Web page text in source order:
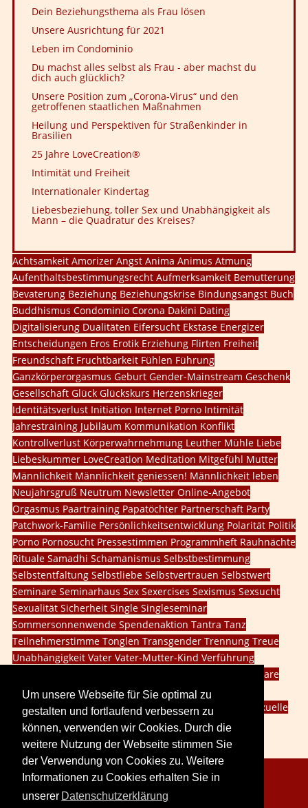
Um unsere Webseite für Sie optimal zu
gestalten und fortlaufend verbessern zu
können, verwenden wir Cookies. Durch die
weitere Nutzung der Webseite stimmen Sie
der Verwendung von Cookies zu. Weitere
Informationen zu Cookies erhalten Sie in
unserer Datenschutzerklärung
Dein Beziehungsthema als Frau lösen
Unsere Ausrichtung für 2021
Leben im Condominio
Du machst alles selbst als Frau - aber machst du
dich auch glücklich?
Unsere Position zum „Corona-Virus“ und den
getroffenen staatlichen Maßnahmen
Heilung und Perspektiven für Straßenkinder in
Brasilien
25 Jahre LoveCreation®
Intimität und Freiheit
Internationaler Kindertag
Liebesbeziehung, toller Sex und Unabhängigkeit als
Mann – die Quadratur des Kreises?
Achtsamkeit Amorizer Angst Anima Animus Atmung
Aufenthaltsbestimmungsrecht Aufmerksamkeit Bemutterung
Bevaterung Beziehung Beziehungskrise Bindungsangst Buch
Buddhismus Condominio Corona Dakini Dating
Digitalisierung Dualitäten Eifersucht Ekstase Energizer
Entscheidungen Eros Erotik Erziehung Flirten Freiheit
Freundschaft Fruchtbarkeit Fühlen Führung
Ganzkörperorgasmus Geburt Gender-Mainstream Geschenk
Gesellschaft Glück Glückskurs Herzenskrieger
Identitätsverlust Initiation Internet Porno Intimität
Jahrestraining Jubiläum Kommunikation Konflikt
Kontrollverlust Körperwahrnehmung Leuther Mühle Liebe
Liebeskummer LoveCreation Meditation Mitgefühl Mutter
Männlichkeit Männlichkeit geniessen! Männlichkeit leben
Neujahrsgruß Neutrum Newsletter Online-Angebot
Orgasmus Paartraining Papatöchter Partnerschaft Party
Patchwork-Familie Persönlichkeitsentwicklung Polarität Politik
Porno Pornosucht Pressestimmen Programmheft Rauhnächte
Rituale Samadhi Schamanismus Selbstbestimmung
Selbstentfaltung Selbstliebe Selbstvertrauen Selbstwert
Seminare Seminarhaus Sex Sexercises Sexismus Sexsucht
Sexualität Sicherheit Single Singleseminar
Sommersonnenwende Spendenaktion Tantra Tanz
Teilnehmerstimme Tonglen Transgender Trennung Treue
Unabhängigkeit Vater Vater-Mutter-Kind Verführung
Webinare
WeiblichkeitWeiblichkeit lebenWillensschulung
Wintersonnenwendedritte Geschlechtinnere Kind
sexuelle
Problemesocial media